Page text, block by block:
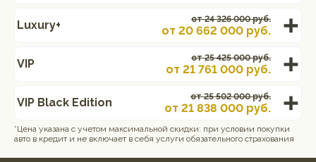
Luxury+ от 24 326 000 руб.
от 20 662 000 руб.
VIP от 25 425 000 руб.
от 21 761 000 руб.
VIP Black Edition от 25 502 000 руб.
от 21 838 000 руб.
*Цена указана с учетом максимальной скидки: при условии покупки
авто в кредит и не включает в себя услуги обязательного страхования